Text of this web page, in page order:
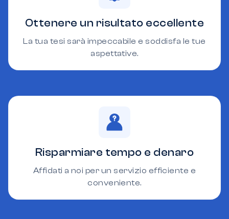
Ottenere un risultato eccellente
La tua tesi sarà impeccabile e soddisfa le tue
aspettative.
Risparmiare tempo e denaro
Affidati a noi per un servizio efficiente e
conveniente.